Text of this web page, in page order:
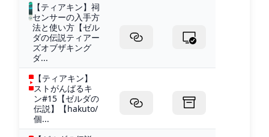
【ティアキン】祠
センサーの入手方
法と使い方【ゼル
ダの伝説ティアー
ズオブザキング
ダ...
【ティアキン】
ストがんばるキ
ン#15【ゼルダの
伝説】【hakuto/
個...